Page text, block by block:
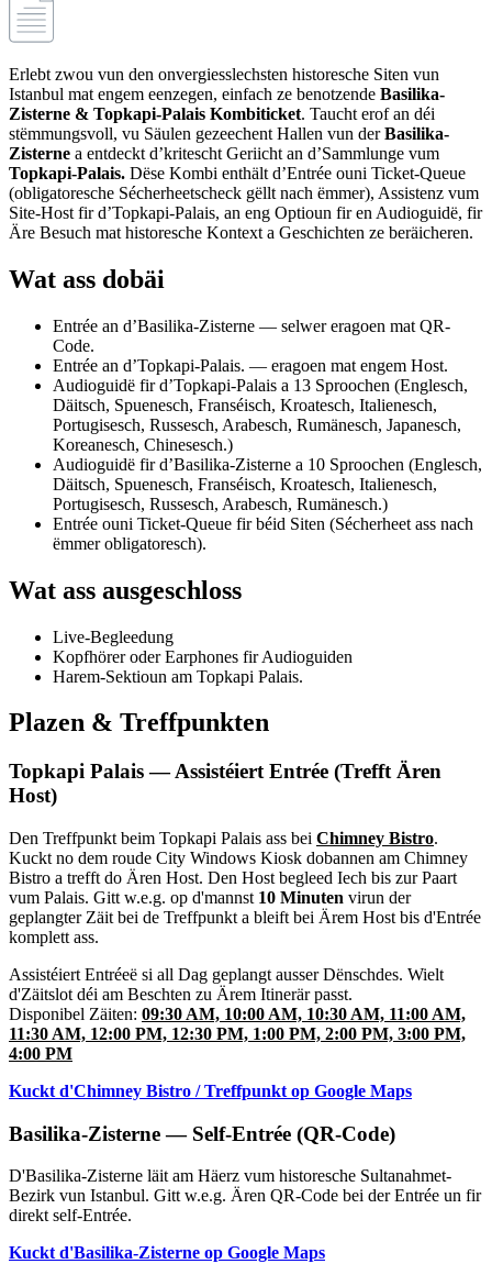
Erlebt zwou vun den onvergiesslechsten historesche Siten vun
Istanbul mat engem eenzegen, einfach ze benotzende Basilika-
Zisterne & Topkapi-Palais Kombiticket. Taucht erof an déi
stëmmungsvoll, vu Säulen gezeechent Hallen vun derBasilika-
Zisterne a entdeckt d’kritescht Geriicht an d’Sammlunge vum
Topkapi-Palais. Dëse Kombi enthält d’Entrée ouni Ticket-Queue
(obligatoresche Sécherheetscheck gëllt nach ëmmer), Assistenz vum
Site-Host fir d’Topkapi-Palais, an eng Optioun fir en Audioguidë, fir
Äre Besuch mat historesche Kontext a Geschichten ze beräicheren.
Wat ass dobäi
Entrée an d’Basilika-Zisterne — selwer eragoen mat QR-
Code.
Entrée an d’Topkapi-Palais. — eragoen mat engem Host.
Audioguidë fir d’Topkapi-Palais a 13 Sproochen (Englesch,
Däitsch, Spuenesch, Franséisch, Kroatesch, Italienesch,
Portugisesch, Russesch, Arabesch, Rumänesch, Japanesch,
Koreanesch, Chinesesch.)
Audioguidë fir d’Basilika-Zisterne a 10 Sproochen (Englesch,
Däitsch, Spuenesch, Franséisch, Kroatesch, Italienesch,
Portugisesch, Russesch, Arabesch, Rumänesch.)
Entrée ouni Ticket-Queue fir béid Siten (Sécherheet ass nach
ëmmer obligatoresch).
Wat ass ausgeschloss
Live-Begleedung
Kopfhörer oder Earphones fir Audioguiden
Harem-Sektioun am Topkapi Palais.
Plazen & Treffpunkten
Topkapi Palais — Assistéiert Entrée (Trefft Ären
Host)
Den Treffpunkt beim Topkapi Palais ass bei Chimney Bistro.
Kuckt no dem roude City Windows Kiosk dobannen am Chimney
Bistro a trefft do Ären Host. Den Host begleed Iech bis zur Paart
vum Palais. Gitt w.e.g. op d'mannst 10 Minuten virun der
geplangter Zäit bei de Treffpunkt a bleift bei Ärem Host bis d'Entrée
komplett ass.
Assistéiert Entréeë si all Dag geplangt ausser Dënschdes. Wielt
d'Zäitslot déi am Beschten zu Ärem Itinerär passt.
Disponibel Zäiten: 09:30 AM, 10:00 AM, 10:30 AM, 11:00 AM,
11:30 AM, 12:00 PM, 12:30 PM, 1:00 PM, 2:00 PM, 3:00 PM,
4:00 PM
Kuckt d'Chimney Bistro / Treffpunkt op Google Maps
Basilika-Zisterne — Self-Entrée (QR-Code)
D'Basilika-Zisterne läit am Häerz vum historesche Sultanahmet-
Bezirk vun Istanbul. Gitt w.e.g. Ären QR-Code bei der Entrée un fir
direkt self-Entrée.
Kuckt d'Basilika-Zisterne op Google Maps